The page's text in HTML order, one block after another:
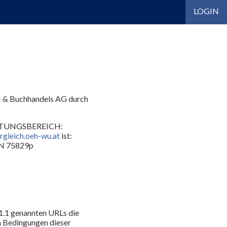
LOGIN
Buchhandels AG durch
wu.at ist:
75829p
genannten URLs die
dieser